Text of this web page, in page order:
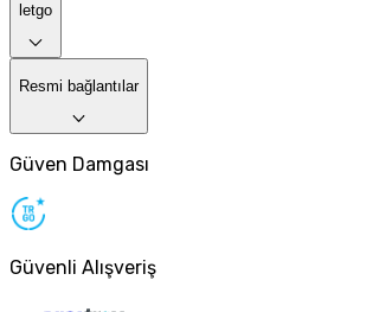
letgo
Resmi bağlantılar
Güven Damgası
Güvenli Alışveriş